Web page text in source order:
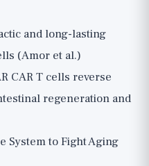
and long-lasting
(Amor et al.)
CAR T cells reverse
regeneration and
System to Fight Aging